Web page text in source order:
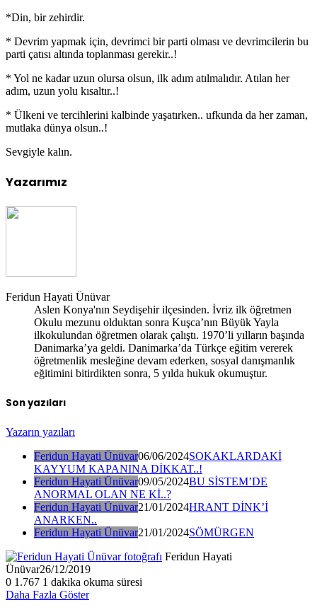
*Din, bir zehirdir.
* Devrim yapmak için, devrimci bir parti olması ve devrimcilerin bu
parti çatısı altında toplanması gerekir..!
* Yol ne kadar uzun olursa olsun, ilk adım atılmalıdır. Atılan her
adım, uzun yolu kısaltır..!
* Ülkeni ve tercihlerini kalbinde yaşatırken.. ufkunda da her zaman,
mutlaka dünya olsun..!
Sevgiyle kalın.
Yazarımız
Feridun Hayati Ünüvar
Aslen Konya'nın Seydişehir ilçesinden. İvriz ilk öğretmen
Okulu mezunu olduktan sonra Kuşca’nın Büyük Yayla
ilkokulundan öğretmen olarak çalıştı. 1970’li yılların başında
Danimarka’ya geldi. Danimarka’da Türkçe eğitim vererek
öğretmenlik mesleğine devam ederken, sosyal danışmanlık
eğitimini bitirdikten sonra, 5 yılda hukuk okumuştur.
Son yazıları
Yazarın yazıları
Feridun Hayati Ünüvar06/06/2024SOKAKLARDAKİ
KAYYUM KAPANINA DİKKAT..!
Feridun Hayati Ünüvar09/05/2024BU SİSTEM’DE
ANORMAL OLAN NE Kİ..?
Feridun Hayati Ünüvar21/01/2024HRANT DİNK’İ
ANARKEN..
Feridun Hayati Ünüvar21/01/2024SÖMÜRGEN
Feridun Hayati
Ünüvar26/12/2019
0 1.767 1 dakika okuma süresi
Daha Fazla Göster